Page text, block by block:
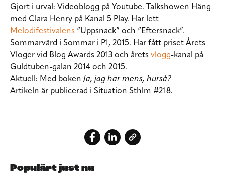
Gjort i urval: Videoblogg på Youtube. Talkshowen Häng
med Clara Henry på Kanal 5 Play. Har lett
Melodifestivalens “Uppsnack” och “Eftersnack”.
Sommarvärd i Sommar i P1, 2015. Har fått priset Årets
Vloger vid Blog Awards 2013 och årets vlogg-kanal på
Guldtuben-galan 2014 och 2015.
Aktuell: Med boken Ja, jag har mens, hurså?
Artikeln är publicerad i Situation Sthlm #218.
Populärt just nu